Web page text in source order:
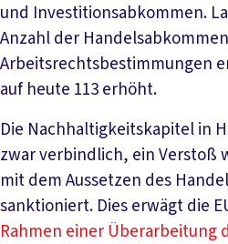
und Investitionsabkommen.
Anzahl der
Arbeitsrechtsbestimmungen
auf heute 113 erhöht.
Die Nachhaltigkeitskapitel in
zwar verbindlich, ein Verstoß
mit dem Aussetzen des
sanktioniert. Dies erwägt die
Rahmen einer Überarbeitung